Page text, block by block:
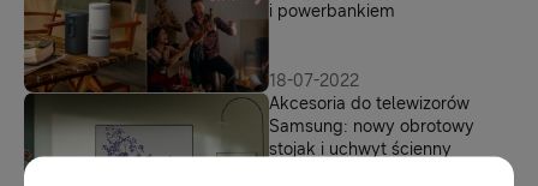
i powerbankiem
18-07-2022
Akcesoria do telewizorów
Samsung: nowy obrotowy
stojak i uchwyt ścienny